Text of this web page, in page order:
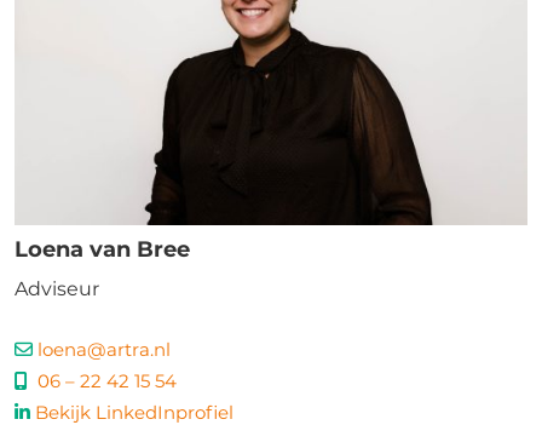
Loena van Bree
Adviseur
loena@artra.nl
06 – 22 42 15 54
Bekijk LinkedInprofiel